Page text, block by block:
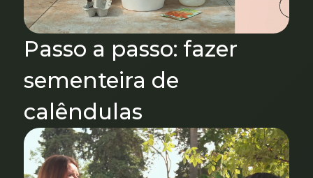
Passo a passo: fazer
sementeira de
calêndulas